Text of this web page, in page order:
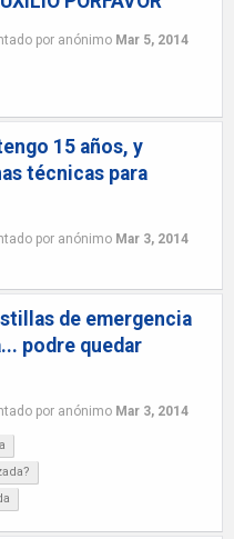
por anónimo Mar 5, 2014
15 años, y
técnicas para
por anónimo Mar 3, 2014
de emergencia
podre quedar
por anónimo Mar 3, 2014